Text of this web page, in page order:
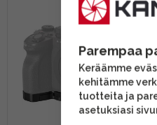
Parempaa
Keräämme
kehitämme
tuotteita ja
asetuksiasi